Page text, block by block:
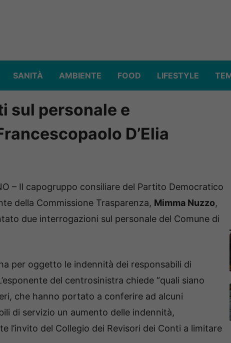
SANITÀ AMBIENTE FOOD LIFESTYLE
sul personale e
D’Elia
– Il capogruppo consiliare del Partito Democratico
della Commissione Trasparenza, Mimma Nuzzo,
due interrogazioni sul personale del Comune di
per oggetto le indennità dei responsabili di
del centrosinistra chiede “quali siano
che hanno portato a conferire ad alcuni
di servizio un aumento delle indennità,
l’invito del Collegio dei Revisori dei Conti a limitare